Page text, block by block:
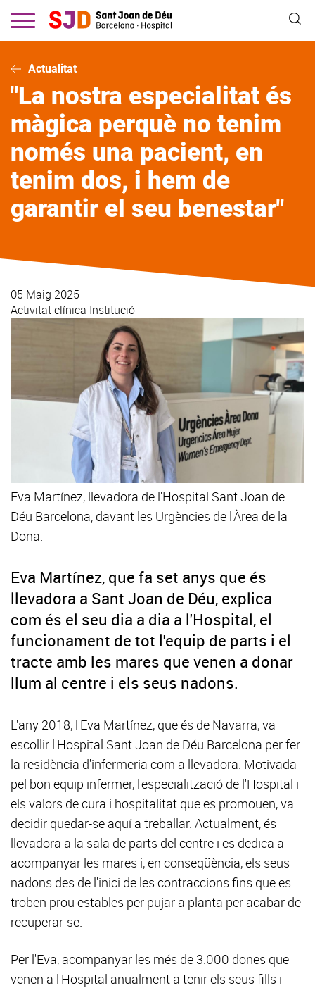
contingut
Actualitat
"La nostra especialitat és
màgica perquè no tenim
només una pacient, en
tenim dos, i hem de
garantir el seu benestar"
05 Maig 2025
Activitat clínica Institució
Eva Martínez, llevadora de l'Hospital Sant Joan de
Déu Barcelona, davant les Urgències de l'Àrea de la
Dona.
Eva Martínez, que fa set anys que és
llevadora a Sant Joan de Déu, explica
com és el seu dia a dia a l'Hospital, el
funcionament de tot l'equip de parts i el
tracte amb les mares que venen a donar
llum al centre i els seus nadons.
L'any 2018, l'Eva Martínez, que és de Navarra, va
escollir l'Hospital Sant Joan de Déu Barcelona per fer
la residència d'infermeria com a llevadora. Motivada
pel bon equip infermer, l'especialització de l'Hospital i
els valors de cura i hospitalitat que es promouen, va
decidir quedar-se aquí a treballar. Actualment, és
llevadora a la sala de parts del centre i es dedica a
acompanyar les mares i, en conseqüència, els seus
nadons des de l'inici de les contraccions fins que es
troben prou estables per pujar a planta per acabar de
recuperar-se.
Per l'Eva, acompanyar les més de 3.000 dones que
venen a l'Hospital anualment a tenir els seus fills i